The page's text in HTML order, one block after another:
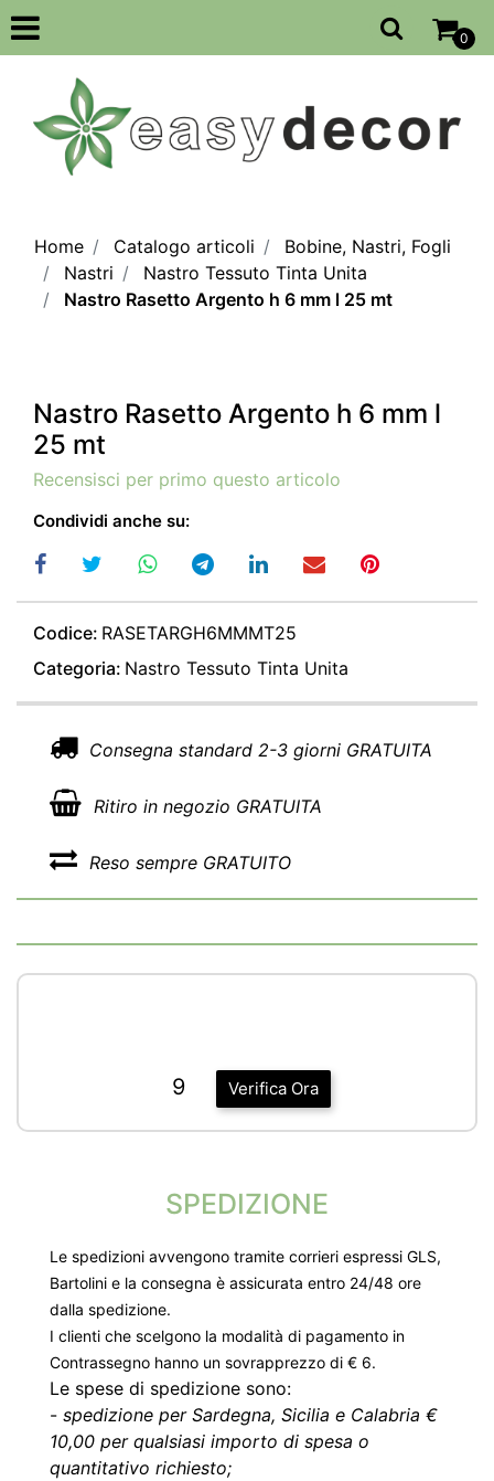
Open
0
Home Catalogo articoli
Bobine, Nastri, Fogli
Nastri
Nastro Tessuto Tinta Unita
Nastro Rasetto Argento h 6 mm l 25 mt
Nastro Rasetto Argento h 6 mm l
25 mt
Recensisci per primo questo articolo
Condividi anche su:
Codice: RASETARGH6MMMT25
Categoria: Nastro Tessuto Tinta Unita
Consegna standard 2-3 giorni GRATUITA
Ritiro in negozio GRATUITA
Reso sempre GRATUITO
Verifica Ora
9
SPEDIZIONE
Le spedizioni avvengono tramite corrieri espressi GLS,
Bartolini e la consegna è assicurata entro 24/48 ore
dalla spedizione.
I clienti che scelgono la modalità di pagamento in
Contrassegno hanno un sovrapprezzo di € 6.
Le spese di spedizione sono:
- spedizione per Sardegna, Sicilia e Calabria €
10,00 per qualsiasi importo di spesa o
quantitativo richiesto;